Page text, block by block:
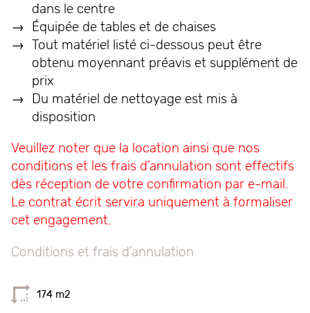
dans le centre
Équipée de tables et de chaises
Tout matériel listé ci-dessous peut être
obtenu moyennant préavis et supplément de
prix
Du matériel de nettoyage est mis à
disposition
Veuillez noter que la location ainsi que nos
conditions et les frais d’annulation sont effectifs
dès réception de votre confirmation par e-mail.
Le contrat écrit servira uniquement à formaliser
cet engagement.
Conditions et frais d’annulation
174 m2